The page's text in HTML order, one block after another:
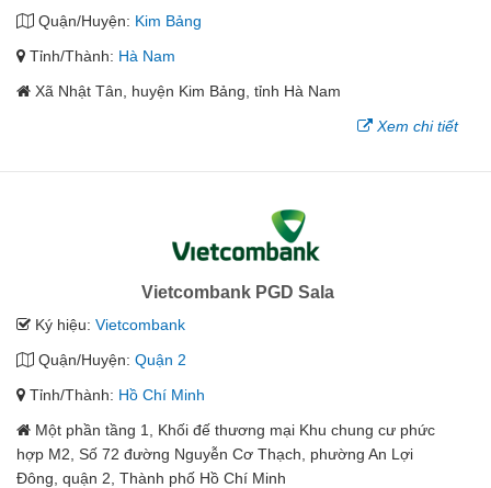
Quận/Huyện: Kim Bảng
Tỉnh/Thành: Hà Nam
Xã Nhật Tân, huyện Kim Bảng, tỉnh Hà Nam
Xem chi tiết
Vietcombank PGD Sala
Ký hiệu: Vietcombank
Quận/Huyện: Quận 2
Tỉnh/Thành: Hồ Chí Minh
Một phần tầng 1, Khối đế thương mại Khu chung cư phức
hợp M2, Số 72 đường Nguyễn Cơ Thạch, phường An Lợi
Đông, quận 2, Thành phố Hồ Chí Minh